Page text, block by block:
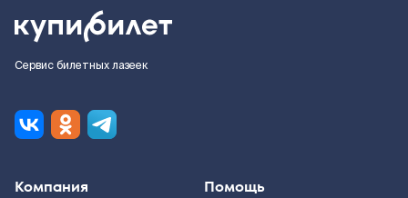
Сервис билетных лазеек
Компания Помощь